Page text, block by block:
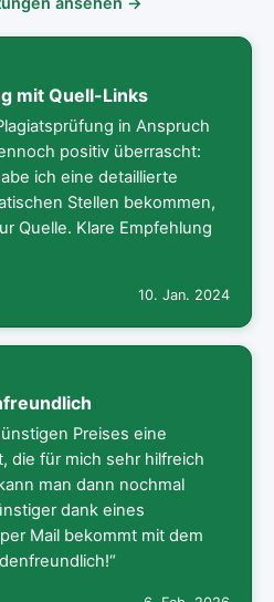
mit Quell-Links
in Anspruch
positiv überrascht:
ich eine detaillierte
Stellen bekommen,
Quelle. Klare Empfehlung
10. Jan. 2024
Preises eine
die für mich sehr hilfreich
man dann nochmal
dank eines
Mail bekommt mit dem